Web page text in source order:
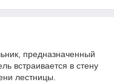
предназначенный
встраивается в стену
лестницы.